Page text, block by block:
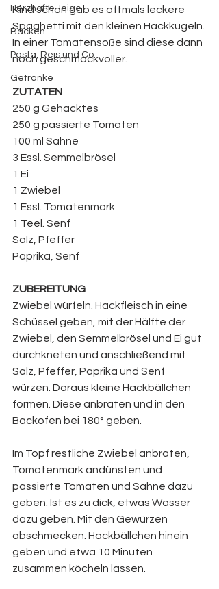
Herzhafte Teige
Backen
Pasta, Reis und Co.
Getränke
Kind schon gab es oftmals leckere
Spaghetti mit den kleinen Hackkugeln.
In einer Tomatensoße sind diese dann
noch geschmackvoller.
ZUTATEN
250 g Gehacktes
250 g passierte Tomaten
100 ml Sahne
3 Essl. Semmelbrösel
1 Ei
1 Zwiebel
1 Essl. Tomatenmark
1 Teel. Senf
Salz, Pfeffer
Paprika, Senf
ZUBEREITUNG
Zwiebel würfeln. Hackfleisch in eine
Schüssel geben, mit der Hälfte der
Zwiebel, den Semmelbrösel und Ei gut
durchkneten und anschließend mit
Salz, Pfeffer, Paprika und Senf
würzen. Daraus kleine Hackbällchen
formen. Diese anbraten und in den
Backofen bei 180° geben.
Im Topf restliche Zwiebel anbraten,
Tomatenmark andünsten und
passierte Tomaten und Sahne dazu
geben. Ist es zu dick, etwas Wasser
dazu geben. Mit den Gewürzen
abschmecken. Hackbällchen hinein
geben und etwa 10 Minuten
zusammen köcheln lassen.